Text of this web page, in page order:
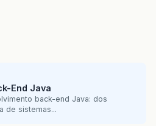
End Java
back-end Java: dos
de sistemas...